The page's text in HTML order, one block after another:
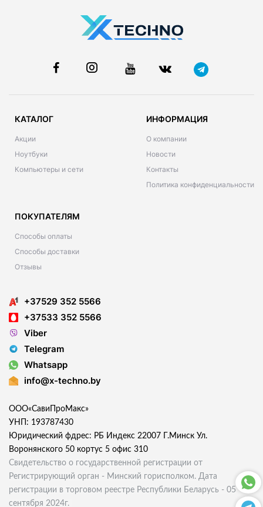
КАТАЛОГ
Акции
Ноутбуки
Компьютеры и сети
ИНФОРМАЦИЯ
О компании
Новости
Контакты
Политика конфиденциальности
ПОКУПАТЕЛЯМ
Способы оплаты
Способы доставки
Отзывы
+37529 352 5566
+37533 352 5566
Viber
Telegram
Whatsapp
info@x-techno.by
ООО«СавиПроМакс»
УНП: 193787430
Юридический фдрес: РБ Индекс 22007 Г.Минск Ул.
Воронянского 50 кортус 5 офис 310
Свидетельство о государственной регистрации от
Регистрирующий орган - Минский горисполком. Дата
регистрации в торговом реестре Республики Беларусь - 05
сентября 2024г.